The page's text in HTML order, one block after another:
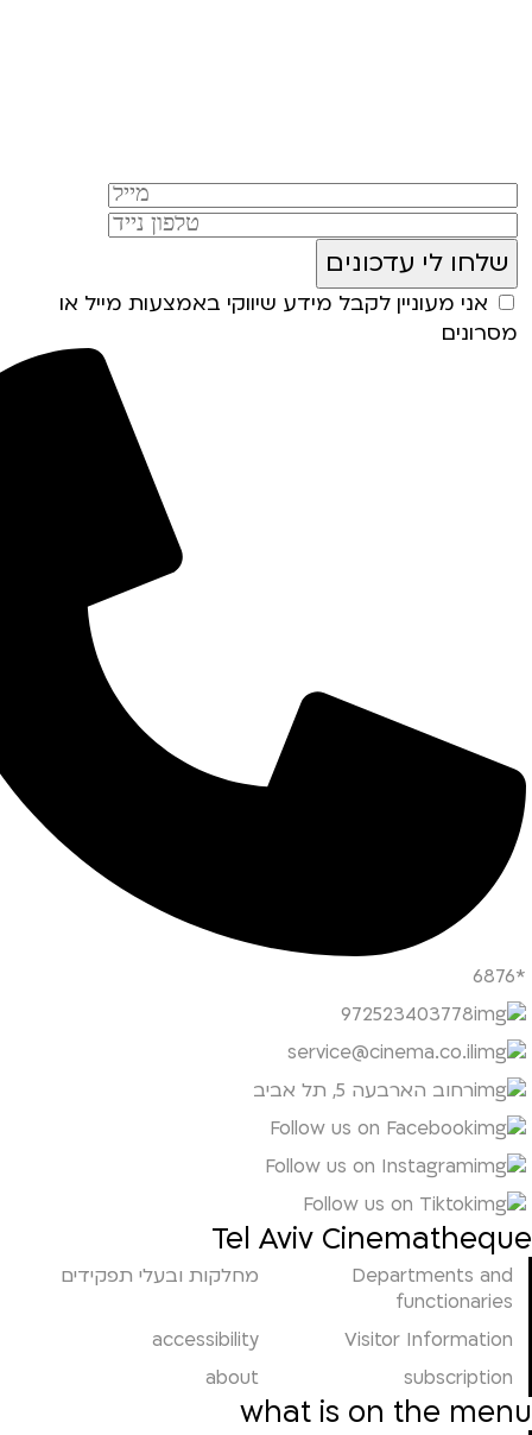
אני מעוניין לקבל מידע שיווקי באמצעות מייל או
מסרונים
*6876
972523403778
service@cinema.co.il
רחוב הארבעה 5, תל אביב
Follow us on Facebook
Follow us on Instagram
Follow us on Tiktok
Tel Aviv Cinematheque
Departments and
functionaries
מחלקות ובעלי תפקידים
Visitor Information
accessibility
subscription
about
what is on the menu